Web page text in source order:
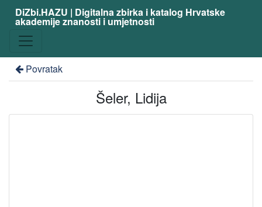
DiZbi.HAZU | Digitalna zbirka i katalog Hrvatske
akademije znanosti i umjetnosti
Povratak
Šeler, Lidija